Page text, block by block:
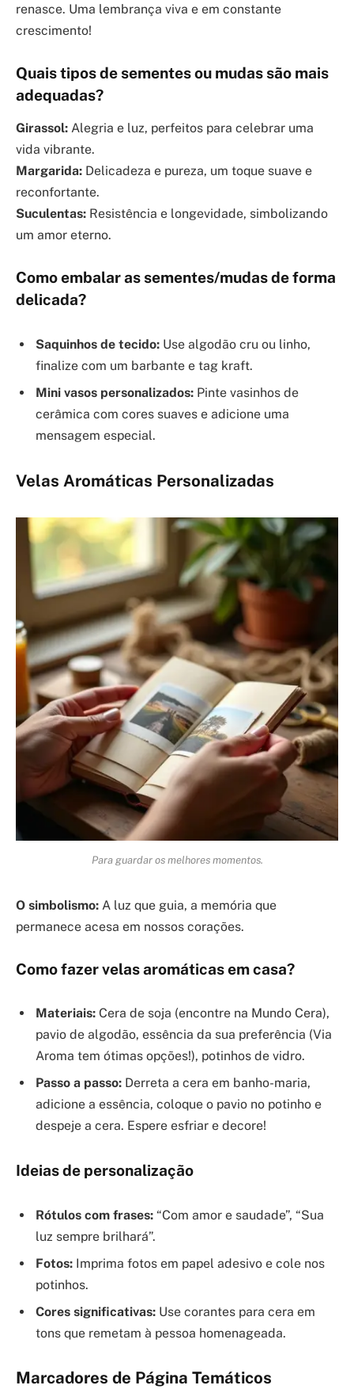
renasce. Uma lembrança viva e em constante
crescimento!
Quais tipos de sementes ou mudas são mais
adequadas?
Girassol: Alegria e luz, perfeitos para celebrar uma
vida vibrante.
Margarida: Delicadeza e pureza, um toque suave e
reconfortante.
Suculentas: Resistência e longevidade, simbolizando
um amor eterno.
Como embalar as sementes/mudas de forma
delicada?
Saquinhos de tecido: Use algodão cru ou linho,
finalize com um barbante e tag kraft.
Mini vasos personalizados: Pinte vasinhos de
cerâmica com cores suaves e adicione uma
mensagem especial.
Velas Aromáticas Personalizadas
Para guardar os melhores momentos.
O simbolismo: A luz que guia, a memória que
permanece acesa em nossos corações.
Como fazer velas aromáticas em casa?
Materiais: Cera de soja (encontre na Mundo Cera),
pavio de algodão, essência da sua preferência (Via
Aroma tem ótimas opções!), potinhos de vidro.
Passo a passo: Derreta a cera em banho-maria,
adicione a essência, coloque o pavio no potinho e
despeje a cera. Espere esfriar e decore!
Ideias de personalização
Rótulos com frases: “Com amor e saudade”, “Sua
luz sempre brilhará”.
Fotos: Imprima fotos em papel adesivo e cole nos
potinhos.
Cores significativas: Use corantes para cera em
tons que remetam à pessoa homenageada.
Marcadores de Página Temáticos